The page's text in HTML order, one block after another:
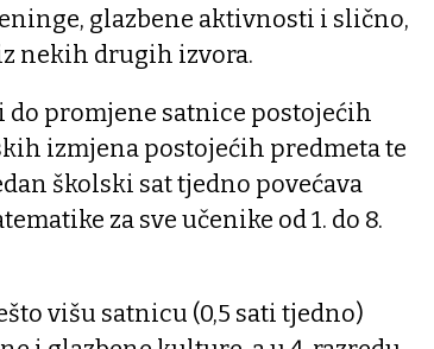
glazbene aktivnosti i slično,
nekih drugih izvora.
do promjene satnice postojećih
izmjena postojećih predmeta te
školski sat tjedno povećava
za sve učenike od 1. do 8.
višu satnicu (0,5 sati tjedno)